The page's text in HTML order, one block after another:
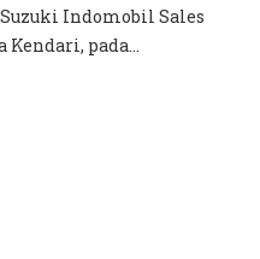
Indomobil Sales
Kendari, pada...